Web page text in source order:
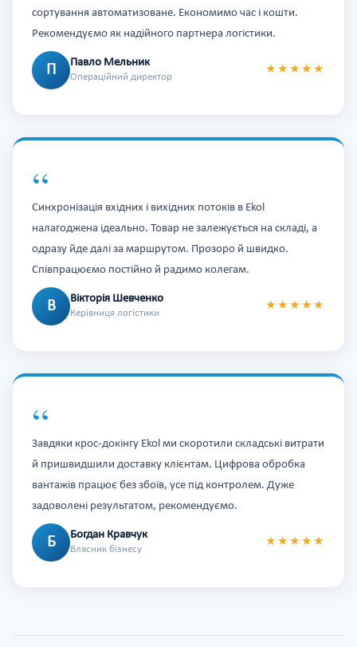
сортування автоматизоване. Економимо час і кошти.
Рекомендуємо як надійного партнера логістики.
П Павло Мельник
Операційний директор
★★★★★
“
Синхронізація вхідних і вихідних потоків в Ekol
налагоджена ідеально. Товар не залежується на складі, а
одразу йде далі за маршрутом. Прозоро й швидко.
Співпрацюємо постійно й радимо колегам.
В Вікторія Шевченко
Керівниця логістики
★★★★★
“
Завдяки крос-докінгу Ekol ми скоротили складські витрати
й пришвидшили доставку клієнтам. Цифрова обробка
вантажів працює без збоїв, усе під контролем. Дуже
задоволені результатом, рекомендуємо.
Б Богдан Кравчук
Власник бізнесу
★★★★★